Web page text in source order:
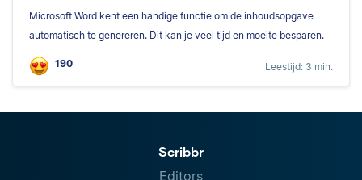
Microsoft Word kent een handige functie om de inhoudsopgave
automatisch te genereren. Dit kan je veel tijd en moeite besparen.
190 Leestijd: 3 min.
Scribbr
Editors